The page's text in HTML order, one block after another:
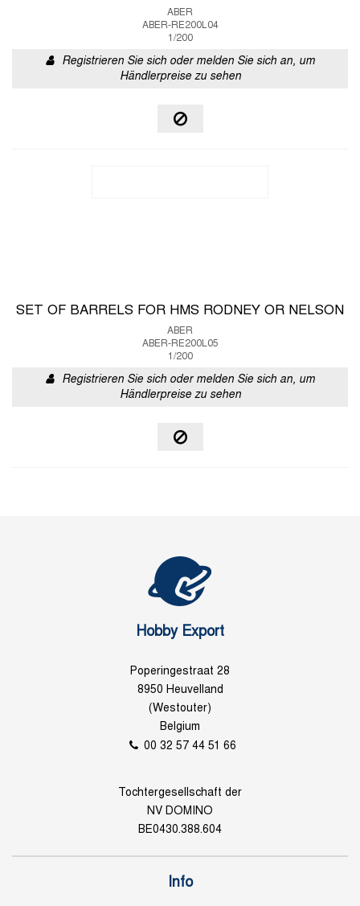
ABER
ABER-RE200L04
1/200
Registrieren Sie sich oder melden Sie sich an, um
Händlerpreise zu sehen
SET OF BARRELS FOR HMS RODNEY OR NELSON
ABER
ABER-RE200L05
1/200
Registrieren Sie sich oder melden Sie sich an, um
Händlerpreise zu sehen
Hobby Export
Poperingestraat 28
8950 Heuvelland
(Westouter)
Belgium
00 32 57 44 51 66
Tochtergesellschaft der
NV DOMINO
BE0430.388.604
Info